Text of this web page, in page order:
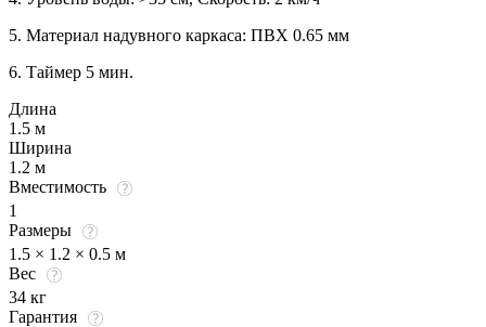
5. Материал надувного каркаса: ПВХ 0.65 мм
6. Таймер 5 мин.
Длина
1.5 м
Ширина
1.2 м
Вместимость
1
Размеры
1.5 × 1.2 × 0.5 м
Вес
34 кг
Гарантия